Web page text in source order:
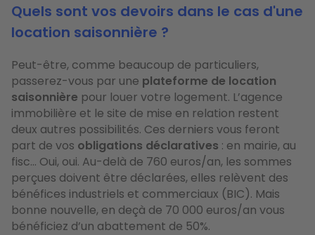
Quels sont vos devoirs dans le cas d'une
location saisonnière ?
Peut-être, comme beaucoup de particuliers,
passerez-vous par une plateforme de location
saisonnière pour louer votre logement. L’agence
immobilière et le site de mise en relation restent
deux autres possibilités. Ces derniers vous feront
part de vos obligations déclaratives : en mairie, au
fisc… Oui, oui. Au-delà de 760 euros/an, les sommes
perçues doivent être déclarées, elles relèvent des
bénéfices industriels et commerciaux (BIC). Mais
bonne nouvelle, en deçà de 70 000 euros/an vous
bénéficiez d’un abattement de 50%.